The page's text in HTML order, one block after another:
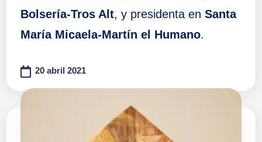
Bolsería-Tros Alt, y presidenta en Santa
María Micaela-Martín el Humano.
20 abril 2021